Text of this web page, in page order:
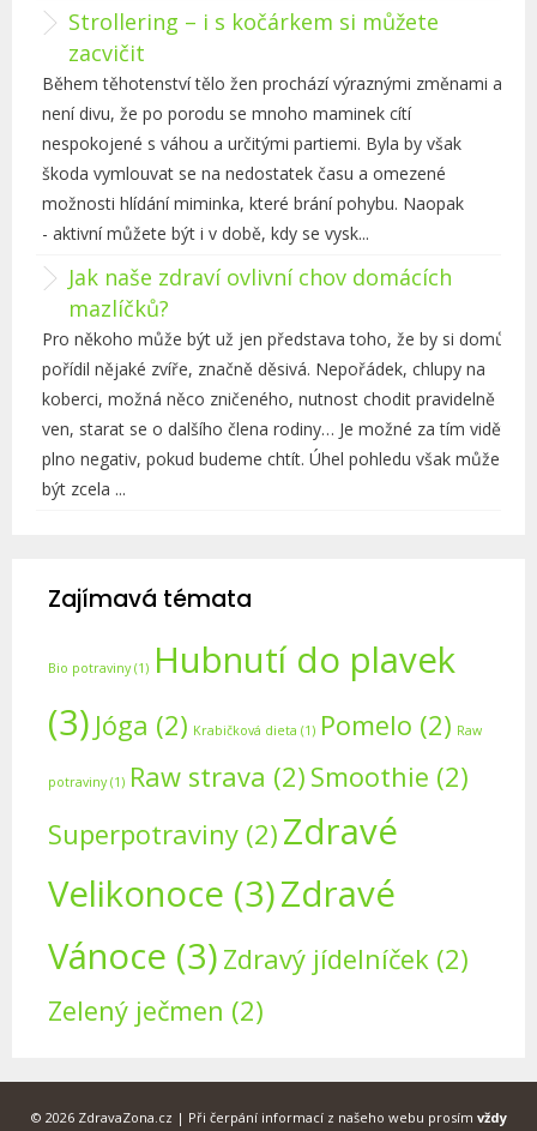
Strollering – i s kočárkem si můžete
zacvičit
Během těhotenství tělo žen prochází výraznými změnami a
není divu, že po porodu se mnoho maminek cítí
nespokojené s váhou a určitými partiemi. Byla by však
škoda vymlouvat se na nedostatek času a omezené
možnosti hlídání miminka, které brání pohybu. Naopak
- aktivní můžete být i v době, kdy se vysk...
Jak naše zdraví ovlivní chov domácích
mazlíčků?
Pro někoho může být už jen představa toho, že by si domů
pořídil nějaké zvíře, značně děsivá. Nepořádek, chlupy na
koberci, možná něco zničeného, nutnost chodit pravidelně
ven, starat se o dalšího člena rodiny… Je možné za tím vidět
plno negativ, pokud budeme chtít. Úhel pohledu však může
být zcela ...
Zajímavá témata
Bio potraviny(1) Hubnutí do plavek
(3) Jóga (2) Krabičková dieta (1) Pomelo (2) Raw
potraviny(1) Raw strava (2) Smoothie (2)
Superpotraviny (2) Zdravé
Velikonoce (3)Zdravé
Vánoce (3) Zdravý jídelníček (2)
Zelený ječmen (2)
© 2026 ZdravaZona.cz | Při čerpání informací z našeho webu prosím vždy